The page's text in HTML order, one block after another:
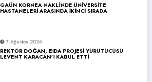
GAÜN KORNEA NAKLİNDE ÜNİVERSİTE
HASTANELERİ ARASINDA İKİNCİ SIRADA
7 Ağustos 2026
REKTÖR DOĞAN, EIDA PROJESİ YÜRÜTÜCÜSÜ
LEVENT KARACAN’I KABUL ETTİ